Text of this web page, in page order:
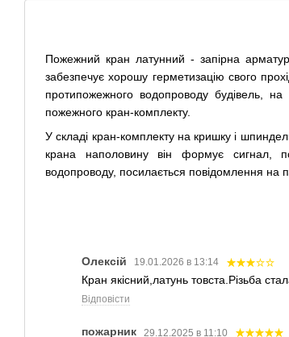
Пожежний кран латунний - запірна
забезпечує хорошу герметизацію свого
протипожежного водопроводу будівель,
пожежного кран-комплекту.
У складі кран-комплекту на кришку і
крана наполовину він формує сигнал,
водопроводу, посилається повідомлення на
Олексій 19.01.2026 в 13:14
Кран якісний,латунь товста.Різьба
Відповісти
пожарник 29.12.2025 в 11:10